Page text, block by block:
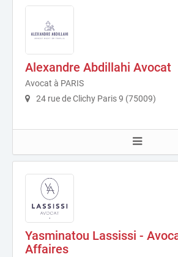
Alexandre Abdillahi Avocat
Avocat à PARIS
24 rue de Clichy Paris 9 (75009)
Yasminatou Lassissi -
Affaires